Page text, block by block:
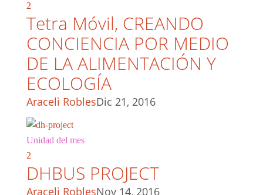
2
Tetra Móvil, CREANDO
CONCIENCIA POR MEDIO
DE LA ALIMENTACIÓN Y
ECOLOGÍA
Araceli RoblesDic 21, 2016
Unidad del mes
2
DHBUS PROJECT
Araceli RoblesNov 14, 2016